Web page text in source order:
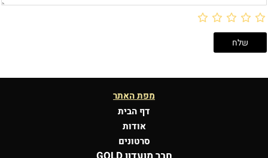
מפת האתר
דף הבית
אודות
סרטונים